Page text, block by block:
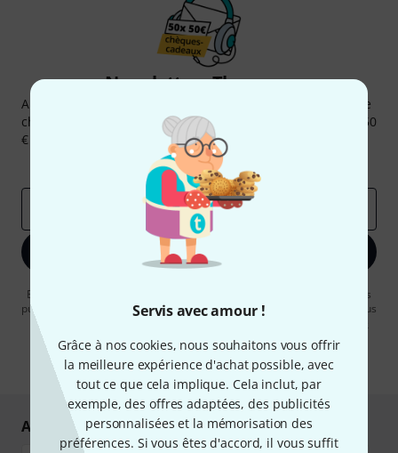
Servis avec amour !
Grâce à nos cookies, nous souhaitons vous offrir
la meilleure expérience d'achat possible, avec
tout ce que cela implique. Cela inclut, par
exemple, des offres adaptées, des publicités
personnalisées et la mémorisation des
préférences. Si vous êtes d'accord, il vous suffit
Newsletters Thomann
Abonnez-vous à la newsletter Thomann et, avec un peu de
chance, gagnez l'un des 50 bons d'achat d'une valeur de 50
€ chacun!
Articles inspirants
Deals
S'inscrire maintenant
En cliquant sur "S'inscrire maintenant", vous acceptez de recevoir des
publicités par e-mail. La désinscription est possible à tout moment. Vous
pouvez trouver plus d'informations à ce sujet dans notre
.
* Requis
Achetez et payez en toute sécurité